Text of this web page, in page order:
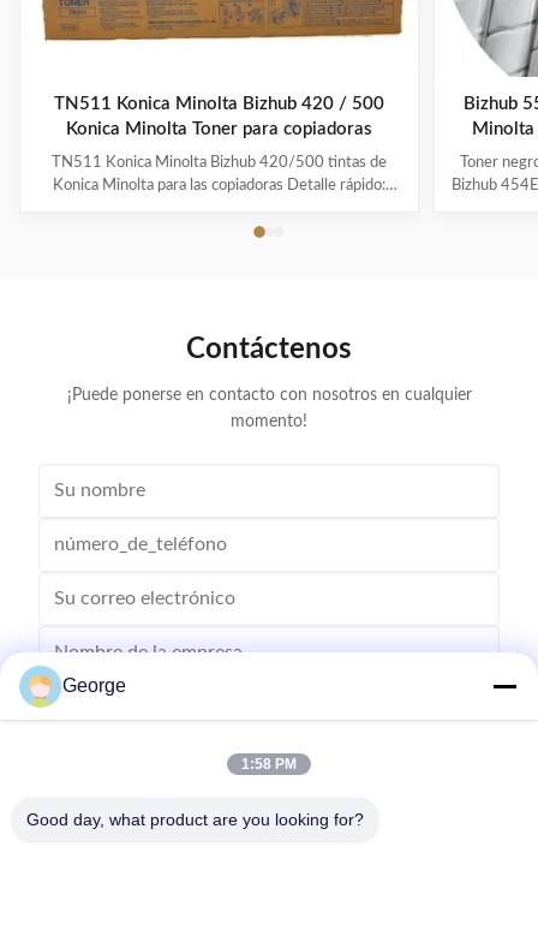
TN511 Konica Minolta Bizhub 420 / 500
Konica Minolta Toner para copiadoras
TN511 Konica Minolta Bizhub 420/500 tintas de
Konica Minolta para las copiadoras Detalle rápido:
TN511 2.Peso del tónerPolvo: 676g 3.Para uso en
Bizhub
Minolta
Toner
Bizhub
Contáctenos
¡Puede ponerse en contacto con nosotros en cualquier
momento!
George
1:58 PM
Good day, what product are you looking for?